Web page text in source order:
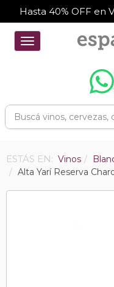
Hasta 40% OFF en
Toggle
navigation
ESTÁS EN: Vinos
Alta Yarí Reserva